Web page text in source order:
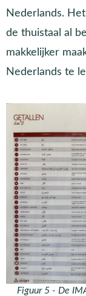
Nederlands.
de thuistaal al
makkelijker
Nederlands te
Figuur 5 - De